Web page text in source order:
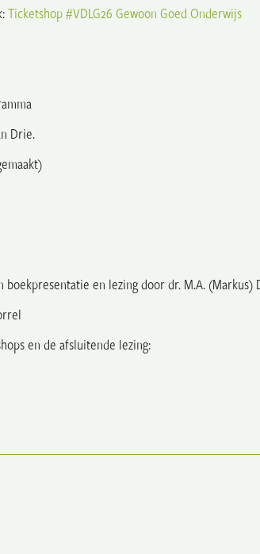
Ticketshop #VDLG26 Gewoon Goed Onderwijs
Drie.
boekpresentatie en lezing door dr. M.A. (Markus)
en de afsluitende lezing: